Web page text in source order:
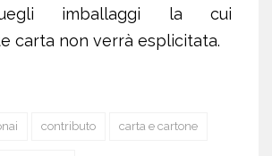
imballaggi la cui
carta non verrà esplicitata.
contributo carta e cartone